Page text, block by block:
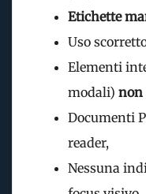
Etichette
Uso
Elementi
modali) non
Documenti
reader,
Nessuna